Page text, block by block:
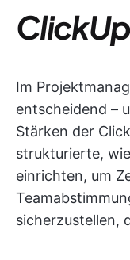
Im
entscheidend –
Stärken der
strukturierte,
einrichten, um
sicherzustellen,